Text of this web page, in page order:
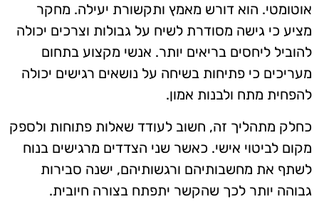
אוטומטי. הוא דורש מאמץ ותקשורת יעילה. מחקר
מציע כי גישה מסודרת לשיח על גבולות וצרכים יכולה
להוביל ליחסים בריאים יותר. אנשי מקצוע בתחום
מעריכים כי פתיחות בשיחה על נושאים רגישים יכולה
להפחית מתח ולבנות אמון.
כחלק מתהליך זה, חשוב לעודד שאלות פתוחות ולספק
מקום לביטוי אישי. כאשר שני הצדדים מרגישים בנוח
לשתף את מחשבותיהם ורגשותיהם, ישנה סבירות
גבוהה יותר לכך שהקשר יתפתח בצורה חיובית.